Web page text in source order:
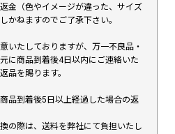
金（色やイメージが違った、サイズ
かねますのでご了承下さい。
いたしておりますが、万一不良品・
に商品到着後4日以内にご連絡いた
品を賜ります。
品到着後5日以上経過した場合の返
の際は、送料を弊社にて負担いたし